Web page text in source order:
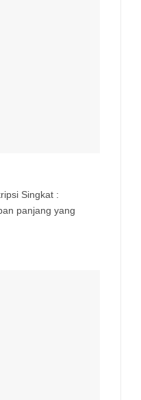
Singkat :
panjang yang